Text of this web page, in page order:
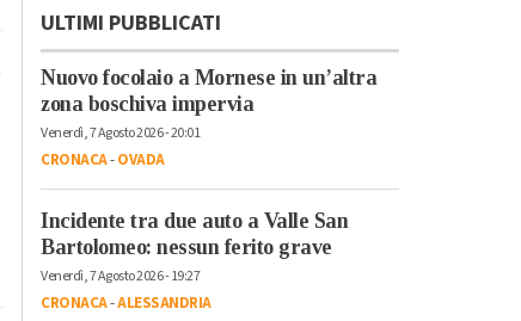
ULTIMI PUBBLICATI
Nuovo focolaio a Mornese in un’altra
zona boschiva impervia
Venerdì, 7 Agosto 2026 - 20:01
CRONACA-OVADA
Incidente tra due auto a Valle San
Bartolomeo: nessun ferito grave
Venerdì, 7 Agosto 2026 - 19:27
CRONACA-ALESSANDRIA